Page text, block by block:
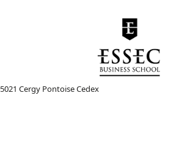
Cergy Pontoise Cedex